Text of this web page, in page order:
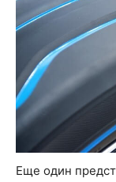
Еще один